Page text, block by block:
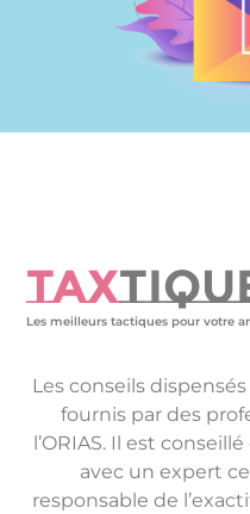
TAX
Les meilleurs tactiques pour votre
Les conseils
fournis par des
l’ORIAS. Il est
avec un expert
responsable de